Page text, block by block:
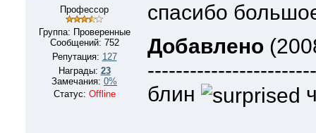
Профессор
Группа: Проверенные
Сообщений: 752
Репутация: 127
Награды: 23
Замечания: 0%
Статус: Offline
спасибо
Добавлено
блин